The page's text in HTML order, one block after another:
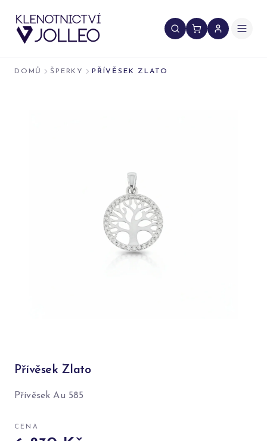
DOMŮ ŠPERKY PŘÍVĚSEK ZLATO
Přívěsek Zlato
Přívěsek Au 585
CENA